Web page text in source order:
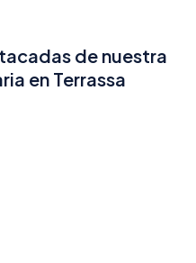
de nuestra
en Terrassa